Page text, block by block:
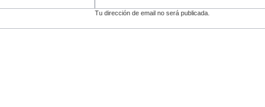
Tu dirección de email no será publicada.